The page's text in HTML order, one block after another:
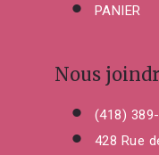
PANIER
Nous
(418)
428 Rue